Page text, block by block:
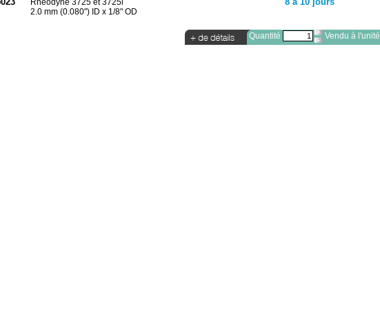
Rheodyne 3725 et 3725i
2.0 mm (0.080") ID x 1/8" OD
Quantité Vendu à l'unité